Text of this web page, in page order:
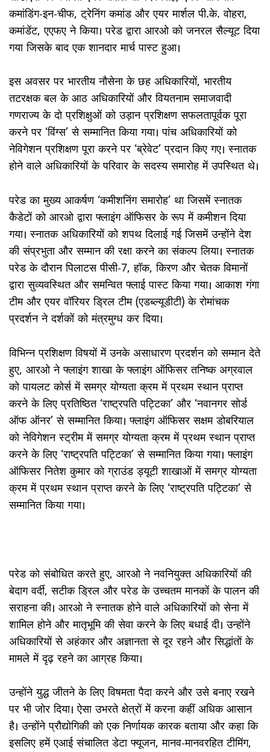
कमांडिंग-इन-चीफ, ट्रेनिंग कमांड और एयर मार्शल पी.के. वोहरा,
कमांडेंट, एएफए ने किया। परेड द्वारा आरओ को जनरल सैल्यूट दिया
गया जिसके बाद एक शानदार मार्च पास्ट हुआ।
इस अवसर पर भारतीय नौसेना के छह अधिकारियों, भारतीय
तटरक्षक बल के आठ अधिकारियों और वियतनाम समाजवादी
गणराज्य के दो प्रशिक्षुओं को उड़ान प्रशिक्षण सफलतापूर्वक पूरा
करने पर ‘विंग्स’ से सम्मानित किया गया। पांच अधिकारियों को
नेविगेशन प्रशिक्षण पूरा करने पर ‘ब्रेवेट’ प्रदान किए गए। स्नातक
होने वाले अधिकारियों के परिवार के सदस्य समारोह में उपस्थित थे।
परेड का मुख्य आकर्षण ‘कमीशनिंग समारोह’ था जिसमें स्नातक
कैडेटों को आरओ द्वारा फ्लाइंग ऑफिसर के रूप में कमीशन दिया
गया। स्नातक अधिकारियों को शपथ दिलाई गई जिसमें उन्होंने देश
की संप्रभुता और सम्मान की रक्षा करने का संकल्प लिया। स्नातक
परेड के दौरान पिलाटस पीसी-7, हॉक, किरण और चेतक विमानों
द्वारा सुव्यवस्थित और समन्वित फ्लाई पास्ट किया गया। आकाश गंगा
टीम और एयर वॉरियर ड्रिल टीम (एडब्ल्यूडीटी) के रोमांचक
प्रदर्शन ने दर्शकों को मंत्रमुग्ध कर दिया।
विभिन्न प्रशिक्षण विषयों में उनके असाधारण प्रदर्शन को सम्‍मान देते
हुए, आरओ ने फ्लाइंग शाखा के फ्लाइंग ऑफिसर तनिष्क अग्रवाल
को पायलट कोर्स में समग्र योग्यता क्रम में प्रथम स्थान प्राप्त
करने के लिए प्रतिष्ठित ‘राष्ट्रपति पट्टिका’ और ‘नवानगर सोर्ड
ऑफ ऑनर’ से सम्मानित किया। फ्लाइंग ऑफिसर सक्षम डोबरियाल
को नेविगेशन स्ट्रीम में समग्र योग्यता क्रम में प्रथम स्थान प्राप्त
करने के लिए ‘राष्ट्रपति पट्टिका’ से सम्मानित किया गया। फ्लाइंग
ऑफिसर नितेश कुमार को ग्राउंड ड्यूटी शाखाओं में समग्र योग्यता
क्रम में प्रथम स्थान प्राप्त करने के लिए ‘राष्ट्रपति पट्टिका’ से
सम्मानित किया गया।
परेड को संबोधित करते हुए, आरओ ने नवनियुक्त अधिकारियों की
बेदाग वर्दी, सटीक ड्रिल और परेड के उच्चतम मानकों के पालन की
सराहना की। आरओ ने स्नातक होने वाले अधिकारियों को सेना में
शामिल होने और मातृभूमि की सेवा करने के लिए बधाई दी। उन्होंने
अधिकारियों से अहंकार और अज्ञानता से दूर रहने और सिद्धांतों के
मामले में दृढ़ रहने का आग्रह किया।
उन्होंने युद्ध जीतने के लिए विषमता पैदा करने और उसे बनाए रखने
पर भी जोर दिया। ऐसा उभरते क्षेत्रों में करना कहीं अधिक आसान
है। उन्होंने प्रौद्योगिकी को एक निर्णायक कारक बताया और कहा कि
इसलिए हमें एआई संचालित डेटा फ्यूजन, मानव-मानवरहित टीमिंग,